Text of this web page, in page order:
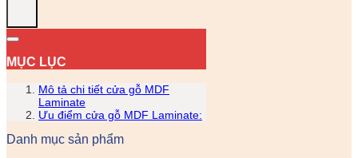
MỤC LỤC
Mô tả chi tiết cửa gỗ MDF
Laminate
Ưu điểm cửa gỗ MDF Laminate:
Danh mục sản phẩm